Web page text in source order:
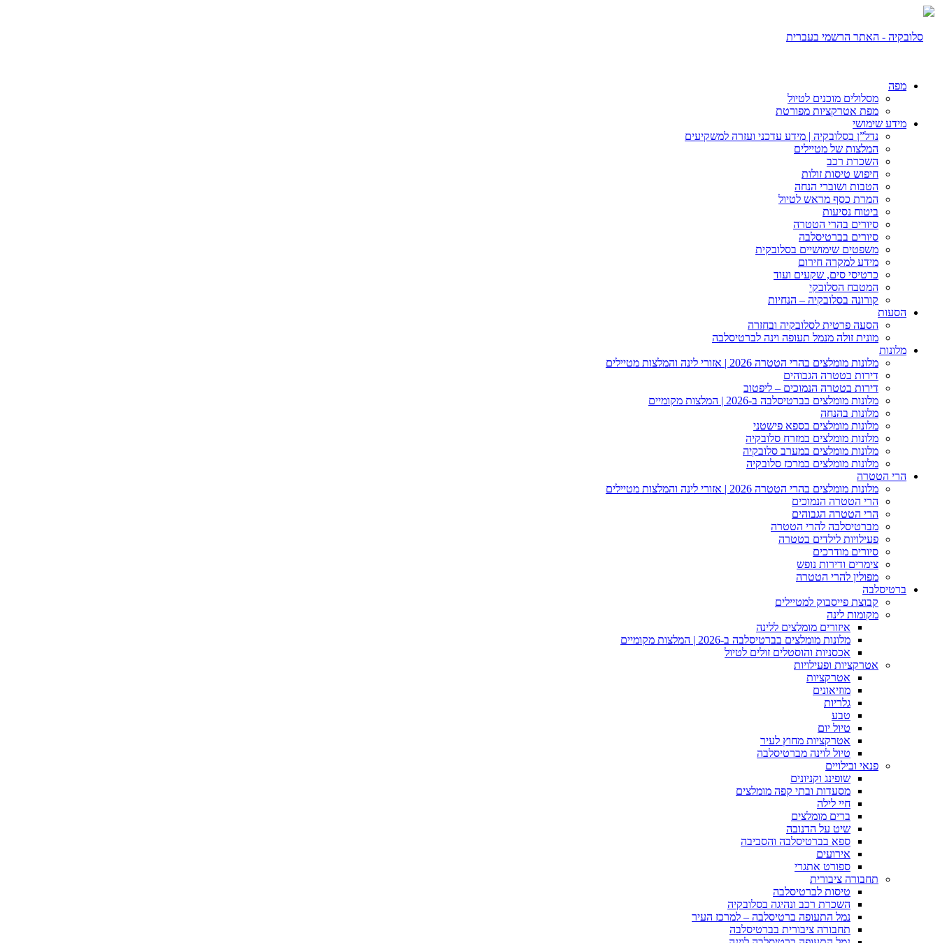
מפה
מסלולים מוכנים לטיול
מפת אטרקציות מפורטת
מידע שימושי
נדל”ן בסלובקיה | מידע עדכני ועזרה למשקיעים
המלצות של מטיילים
השכרת רכב
חיפוש טיסות זולות
הטבות ושוברי הנחה
המרת כסף מראש לטיול
ביטוח נסיעות
סיורים בהרי הטטרה
סיורים בברטיסלבה
משפטים שימושיים בסלובקית
מידע למקרה חירום
כרטיסי סים, שקעים ועוד
המטבח הסלובקי
קורונה בסלובקיה – הנחיות
הסעות
הסעה פרטית לסלובקיה ובחזרה
מונית זולה מנמל תעופה וינה לברטיסלבה
מלונות
מלונות מומלצים בהרי הטטרה 2026 | אזורי לינה והמלצות מטיילים
דירות בטטרה הגבוהים
דירות בטטרה הנמוכים – ליפטוב
מלונות מומלצים בברטיסלבה ב-2026 | המלצות מקומיים
מלונות בהנחה
מלונות מומלצים בספא פישטני
מלונות מומלצים במזרח סלובקיה
מלונות מומלצים במערב סלובקיה
מלונות מומלצים במרכז סלובקיה
הרי הטטרה
מלונות מומלצים בהרי הטטרה 2026 | אזורי לינה והמלצות מטיילים
הרי הטטרה הנמוכים
הרי הטטרה הגבוהים
מברטיסלבה להרי הטטרה
פעילויות לילדים בטטרה
סיורים מודרכים
צימרים ודירות נופש
מפולין להרי הטטרה
ברטיסלבה
קבוצת פייסבוק למטיילים
מקומות לינה
איזורים מומלצים ללינה
מלונות מומלצים בברטיסלבה ב-2026 | המלצות מקומיים
אכסניות והוסטלים זולים לטיול
אטרקציות ופעילויות
אטרקציות
מוזיאונים
גלריות
טבע
טיול יום
אטרקציות מחוץ לעיר
טיול לוינה מברטיסלבה
פנאי ובילויים
שופינג וקניונים
מסעדות ובתי קפה מומלצים
חיי לילה
ברים מומלצים
שיט על הדנובה
ספא בברטיסלבה והסביבה
אירועים
ספורט אתגרי
תחבורה ציבורית
טיסות לברטיסלבה
השכרת רכב ונהיגה בסלובקיה
נמל התעופה ברטיסלבה – למרכז העיר
תחבורה ציבורית בברטיסלבה